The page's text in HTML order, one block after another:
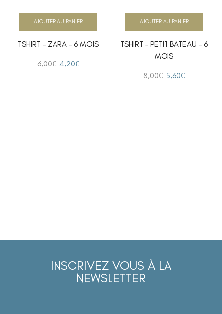
TSHIRT – ZARA – 6 MOIS
6,00€ 4,20€
AJOUTER AU PANIER
TSHIRT – PETIT BATEAU – 6
MOIS
8,00€ 5,60€
AJOUTER AU PANIER
INSCRIVEZ VOUS À LA
NEWSLETTER